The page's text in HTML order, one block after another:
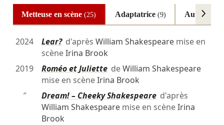
Metteuse en scène(25) Adaptatrice (9) Autrice
2024 Lear?d'après William Shakespearemise en
scèneIrina Brook
2019
Roméo et JuliettedeWilliam Shakespeare
mise en scèneIrina Brook
″
Dream! – Cheeky Shakespeared'après
William Shakespearemise en scèneIrina
Brook